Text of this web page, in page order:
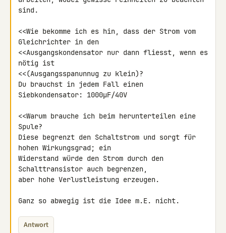
sind.
<<Wie bekomme ich es hin, dass der Strom vom
Gleichrichter in den
<<Ausgangskondensator nur dann fliesst, wenn es
nötig ist
<<(Ausgangsspanunnug zu klein)?
Du brauchst in jedem Fall einen
Siebkondensator: 1000µF/40V
<<Warum brauche ich beim herunterteilen eine
Spule?
Diese begrenzt den Schaltstrom und sorgt für
hohen Wirkungsgrad; ein
Widerstand würde den Strom durch den
Schalttransistor auch begrenzen,
aber hohe Verlustleistung erzeugen.
Ganz so abwegig ist die Idee m.E. nicht.
Antwort